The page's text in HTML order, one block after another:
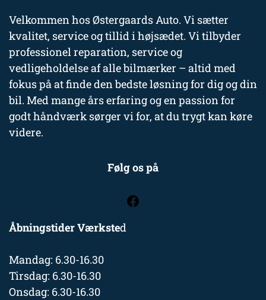
Velkommen hos Østergaards Auto. Vi sætter
kvalitet, service og tillid i højsædet. Vi tilbyder
professionel reparation, service og
vedligeholdelse af alle bilmærker – altid med
fokus på at finde den bedste løsning for dig og din
bil. Med mange års erfaring og en passion for
godt håndværk sørger vi for, at du trygt kan køre
videre.
Følg os på
Åbningstider Værksted
Mandag: 6.30-16.30
Tirsdag: 6.30-16.30
Onsdag: 6.30-16.30